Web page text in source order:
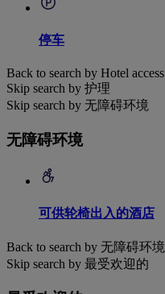
停车
Back to search by Hotel access
Skip search by 护理
Skip search by 无障碍环境
无障碍环境
可供轮椅出入的酒店
Back to search by 无障碍环境
Skip search by 最受欢迎的